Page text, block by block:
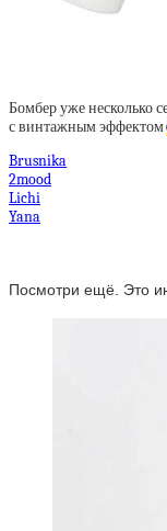
Бомбер уже несколько
с винтажным эффектом
Brusnika
2mood
Lichi
Yana
Посмотри ещё. Это